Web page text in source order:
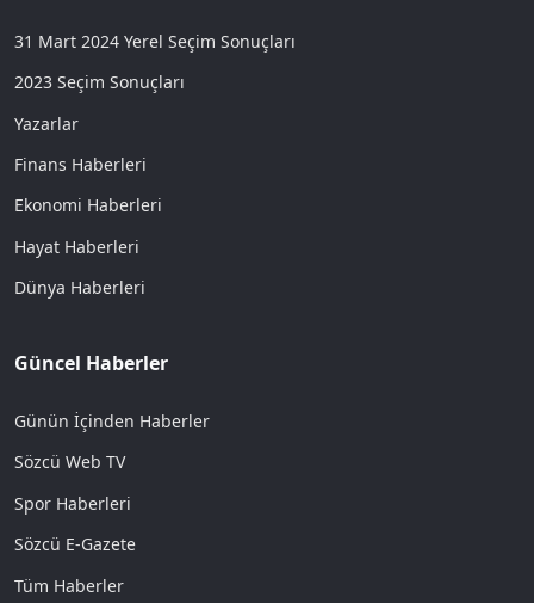
31 Mart 2024 Yerel Seçim Sonuçları
2023 Seçim Sonuçları
Yazarlar
Finans Haberleri
Ekonomi Haberleri
Hayat Haberleri
Dünya Haberleri
Güncel Haberler
Günün İçinden Haberler
Sözcü Web TV
Spor Haberleri
Sözcü E-Gazete
Tüm Haberler